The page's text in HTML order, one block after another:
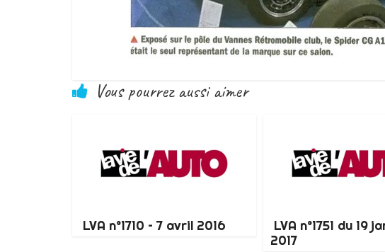
Vous pourrez aussi aimer
LVA n°1710 – 7 avril 2016
LVA n°1751 du 19
2017